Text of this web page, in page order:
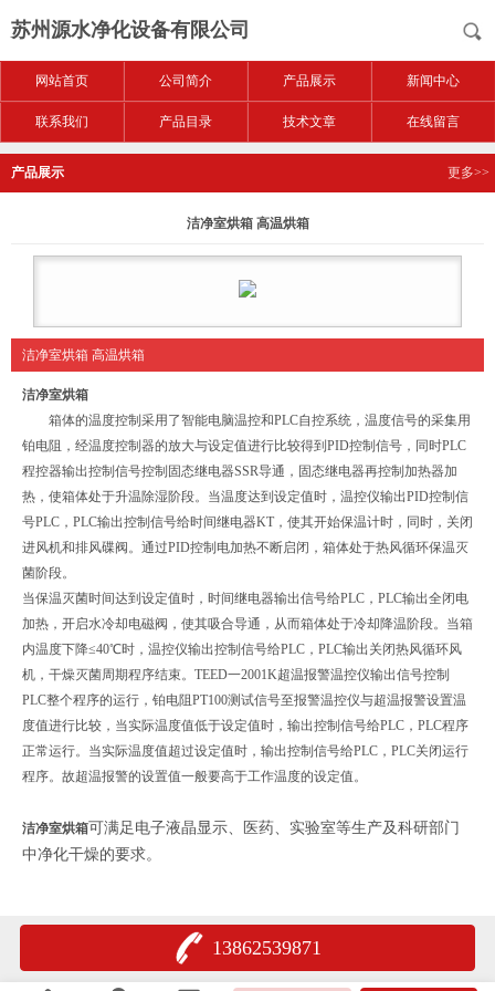
苏州源水净化设备有限公司
网站首页 公司简介 产品展示 新闻中心
联系我们 产品目录 技术文章 在线留言
产品展示 更多>>
洁净室烘箱 高温烘箱
洁净室烘箱 高温烘箱
洁净室烘箱
箱体的温度控制采用了智能电脑温控和PLC自控系统，温度信号的采集用
铂电阻，经温度控制器的放大与设定值进行比较得到PID控制信号，同时PLC
程控器输出控制信号控制固态继电器SSR导通，固态继电器再控制加热器加
热，使箱体处于升温除湿阶段。当温度达到设定值时，温控仪输出PID控制信
号PLC，PLC输出控制信号给时间继电器KT，使其开始保温计时，同时，关闭
进风机和排风碟阀。通过PID控制电加热不断启闭，箱体处于热风循环保温灭
菌阶段。
当保温灭菌时间达到设定值时，时间继电器输出信号给PLC，PLC输出全闭电
加热，开启水冷却电磁阀，使其吸合导通，从而箱体处于冷却降温阶段。当箱
内温度下降≤40℃时，温控仪输出控制信号给PLC，PLC输出关闭热风循环风
机，干燥灭菌周期程序结束。TEED一2001K超温报警温控仪输出信号控制
PLC整个程序的运行，铂电阻PT100测试信号至报警温控仪与超温报警设置温
度值进行比较，当实际温度值低于设定值时，输出控制信号给PLC，PLC程序
正常运行。当实际温度值超过设定值时，输出控制信号给PLC，PLC关闭运行
程序。故超温报警的设置值一般要高于工作温度的设定值。
洁净室烘箱可满足电子液晶显示、医药、实验室等生产及科研部门
中净化干燥的要求。
13862539871